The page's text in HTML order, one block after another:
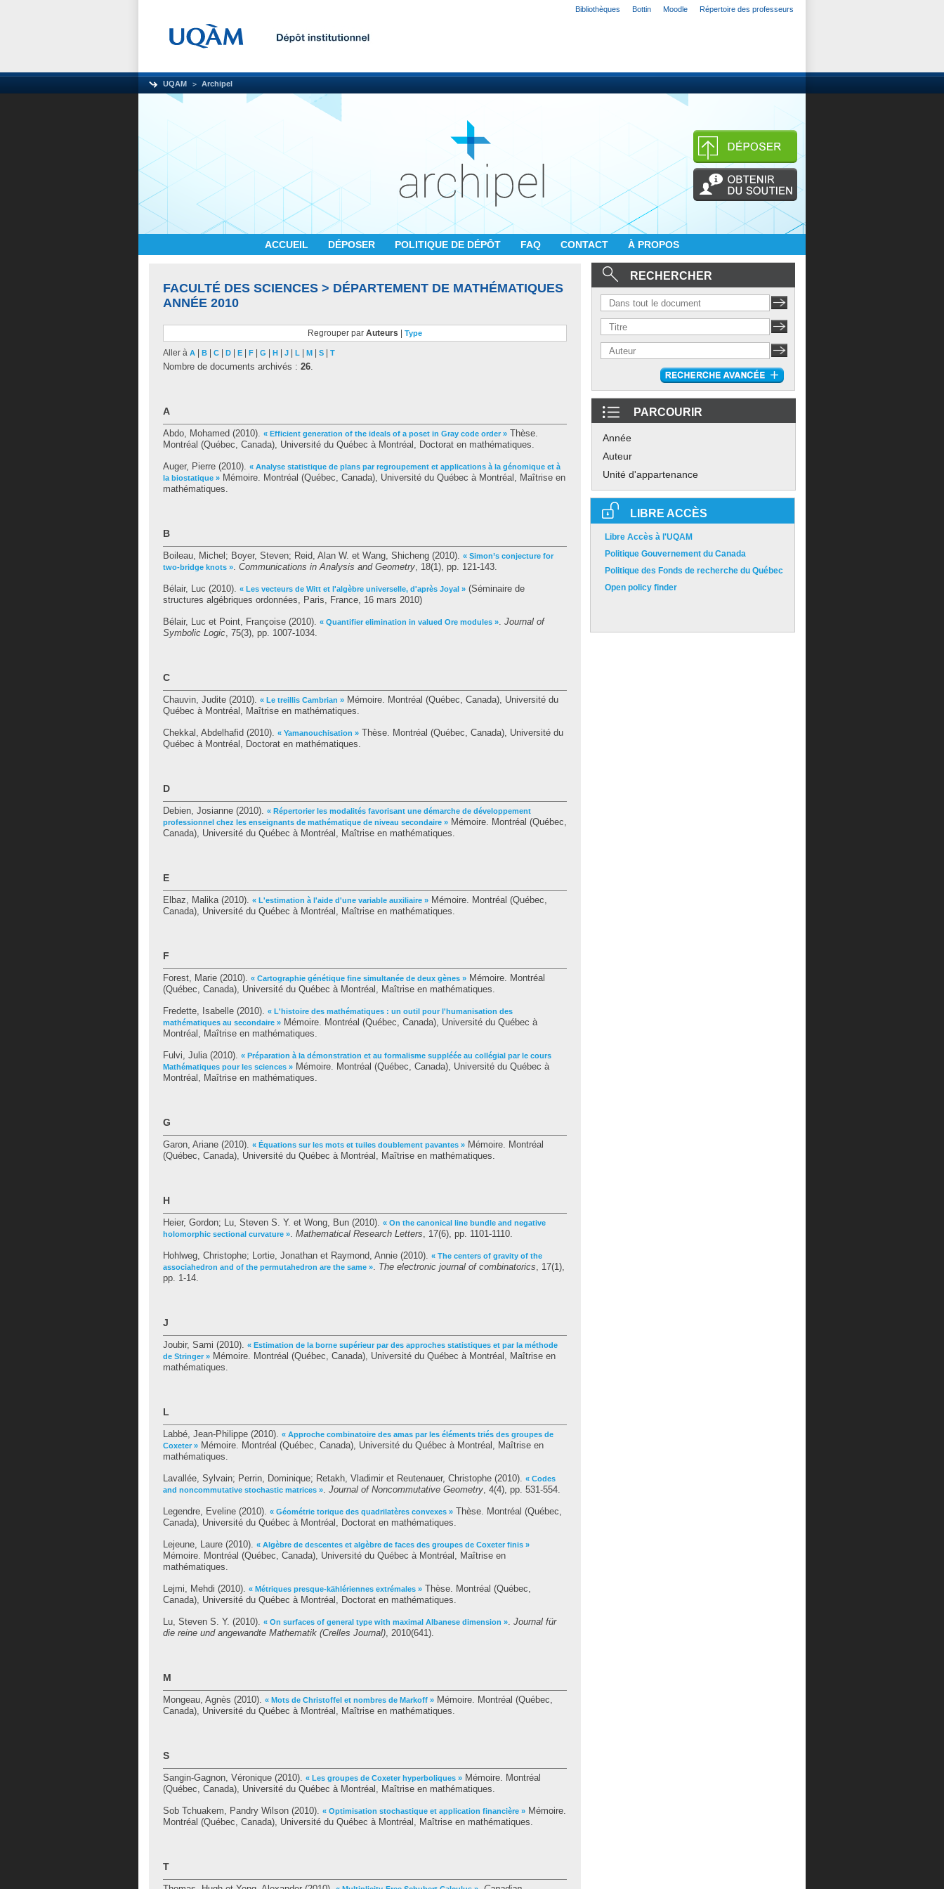
Bibliothèques Bottin Moodle Répertoire des professeurs
UQAM Archipel
ACCUEIL DÉPOSER POLITIQUE DE DÉPÔT FAQ CONTACT À PROPOS
FACULTÉ DES SCIENCES > DÉPARTEMENT DE MATHÉMATIQUES
ANNÉE 2010
Regrouper par Auteurs Type
Aller à A B C D E F G H J L M S T
Nombre de documents archivés : 26.
A
Abdo, Mohamed (2010). « Efficient generation of the ideals of a poset in Gray code order » Thèse.
Montréal (Québec, Canada), Université du Québec à Montréal, Doctorat en mathématiques.
Auger, Pierre (2010). « Analyse statistique de plans par regroupement et applications à la génomique et à
la biostatique » Mémoire. Montréal (Québec, Canada), Université du Québec à Montréal, Maîtrise en
mathématiques.
B
Boileau, Michel ; Boyer, Steven; Reid, Alan W. et Wang, Shicheng (2010). « Simon’s conjecture for
two-bridge knots ». Communications in Analysis and Geometry, 18(1), pp. 121-143.
Bélair, Luc (2010). « Les vecteurs de Witt et l'algèbre universelle, d'après Joyal » (Séminaire de
structures algébriques ordonnées, Paris, France, 16 mars 2010)
Bélair, Luc et Point, Françoise (2010). « Quantifier elimination in valued Ore modules ». Journal of
Symbolic Logic, 75(3), pp. 1007-1034.
C
Chauvin, Judite (2010). « Le treillis Cambrian » Mémoire. Montréal (Québec, Canada), Université du
Québec à Montréal, Maîtrise en mathématiques.
Chekkal, Abdelhafid (2010). « Yamanouchisation » Thèse. Montréal (Québec, Canada), Université du
Québec à Montréal, Doctorat en mathématiques.
D
Debien, Josianne (2010). « Répertorier les modalités favorisant une démarche de développement
professionnel chez les enseignants de mathématique de niveau secondaire » Mémoire. Montréal (Québec,
Canada), Université du Québec à Montréal, Maîtrise en mathématiques.
E
Elbaz, Malika(2010). « L'estimation à l'aide d'une variable auxiliaire » Mémoire. Montréal (Québec,
Canada), Université du Québec à Montréal, Maîtrise en mathématiques.
F
Forest, Marie (2010). « Cartographie génétique fine simultanée de deux gènes » Mémoire. Montréal
(Québec, Canada), Université du Québec à Montréal, Maîtrise en mathématiques.
Fredette, Isabelle (2010). « L'histoire des mathématiques : un outil pour l'humanisation des
mathématiques au secondaire » Mémoire. Montréal (Québec, Canada), Université du Québec à
Montréal, Maîtrise en mathématiques.
Fulvi, Julia(2010). « Préparation à la démonstration et au formalisme suppléée au collégial par le cours
Mathématiques pour les sciences » Mémoire. Montréal (Québec, Canada), Université du Québec à
Montréal, Maîtrise en mathématiques.
G
Garon, Ariane (2010). « Équations sur les mots et tuiles doublement pavantes » Mémoire. Montréal
(Québec, Canada), Université du Québec à Montréal, Maîtrise en mathématiques.
H
Heier, Gordon; Lu, Steven S. Y. et Wong, Bun (2010). « On the canonical line bundle and negative
holomorphic sectional curvature ». Mathematical Research Letters, 17(6), pp. 1101-1110.
Hohlweg, Christophe; Lortie, Jonathan et Raymond, Annie (2010). « The centers of gravity of the
associahedron and of the permutahedron are the same ». The electronic journal of combinatorics, 17(1),
pp. 1-14.
J
Joubir, Sami (2010). « Estimation de la borne supérieur par des approches statistiques et par la méthode
de Stringer » Mémoire. Montréal (Québec, Canada), Université du Québec à Montréal, Maîtrise en
mathématiques.
L
Labbé, Jean-Philippe (2010). « Approche combinatoire des amas par les éléments triés des groupes de
Coxeter » Mémoire. Montréal (Québec, Canada), Université du Québec à Montréal, Maîtrise en
mathématiques.
Lavallée, Sylvain; Perrin, Dominique; Retakh, Vladimir et Reutenauer, Christophe (2010). « Codes
and noncommutative stochastic matrices ». Journal of Noncommutative Geometry, 4(4), pp. 531-554.
Legendre, Eveline (2010). « Géométrie torique des quadrilatères convexes » Thèse. Montréal (Québec,
Canada), Université du Québec à Montréal, Doctorat en mathématiques.
Lejeune, Laure (2010). « Algèbre de descentes et algèbre de faces des groupes de Coxeter finis »
Mémoire. Montréal (Québec, Canada), Université du Québec à Montréal, Maîtrise en
mathématiques.
Lejmi, Mehdi (2010). « Métriques presque-kählériennes extrémales » Thèse. Montréal (Québec,
Canada), Université du Québec à Montréal, Doctorat en mathématiques.
Lu, Steven S. Y. (2010). « On surfaces of general type with maximal Albanese dimension ». Journal für
die reine und angewandte Mathematik (Crelles Journal), 2010(641).
M
Mongeau, Agnès (2010). « Mots de Christoffel et nombres de Markoff » Mémoire. Montréal (Québec,
Canada), Université du Québec à Montréal, Maîtrise en mathématiques.
S
Sangin-Gagnon, Véronique (2010). « Les groupes de Coxeter hyperboliques » Mémoire. Montréal
(Québec, Canada), Université du Québec à Montréal, Maîtrise en mathématiques.
Sob Tchuakem, Pandry Wilson (2010). « Optimisation stochastique et application financière » Mémoire.
Montréal (Québec, Canada), Université du Québec à Montréal, Maîtrise en mathématiques.
T
RECHERCHER
PARCOURIR
Année
Auteur
Unité d'appartenance
LIBRE ACCÈS
Libre Accès à l'UQAM
Politique Gouvernement du Canada
Politique des Fonds de recherche du Québec
Open policy finder